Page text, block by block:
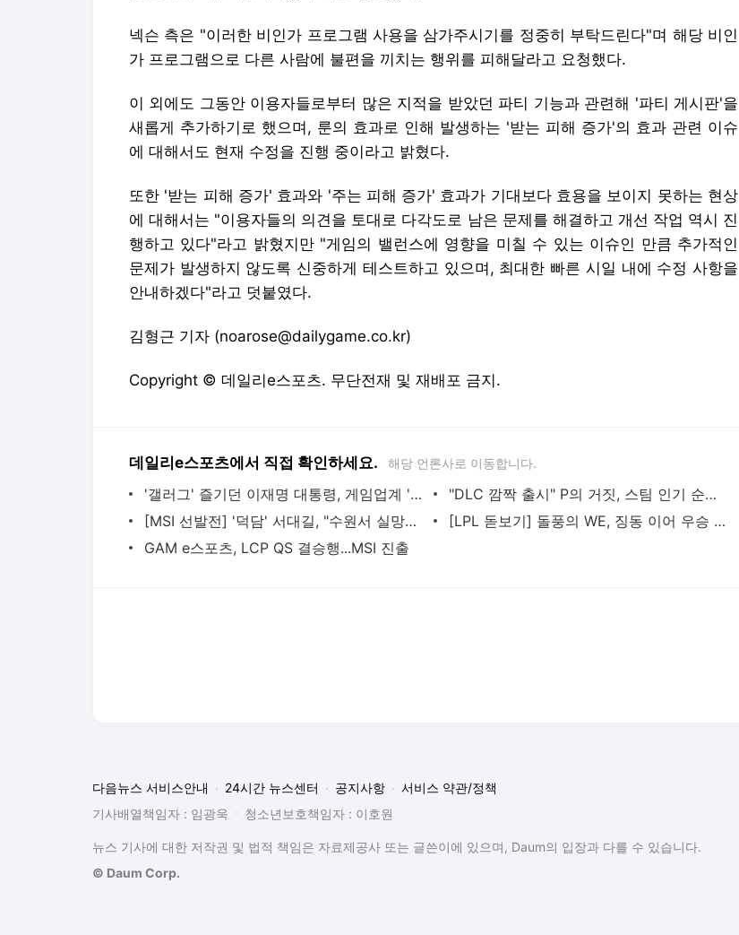
넥슨 측은 "이러한 비인가 프로그램 사용을 삼가주시기를 정중히 부탁드린다"며 해당 비인
가 프로그램으로 다른 사람에 불편을 끼치는 행위를 피해달라고 요청했다.
이 외에도 그동안 이용자들로부터 많은 지적을 받았던 파티 기능과 관련해 '파티 게시판'을
새롭게 추가하기로 했으며, 룬의 효과로 인해 발생하는 '받는 피해 증가'의 효과 관련 이슈
에 대해서도 현재 수정을 진행 중이라고 밝혔다.
또한 '받는 피해 증가' 효과와 '주는 피해 증가' 효과가 기대보다 효용을 보이지 못하는 현상
에 대해서는 "이용자들의 의견을 토대로 다각도로 남은 문제를 해결하고 개선 작업 역시 진
행하고 있다"라고 밝혔지만 "게임의 밸런스에 영향을 미칠 수 있는 이슈인 만큼 추가적인
문제가 발생하지 않도록 신중하게 테스트하고 있으며, 최대한 빠른 시일 내에 수정 사항을
안내하겠다"라고 덧붙였다.
김형근 기자 (noarose@dailygame.co.kr)
Copyright © 데일리e스포츠. 무단전재 및 재배포 금지.
데일리e스포츠에서 직접 확인하세요. 해당 언론사로 이동합니다.
'갤러그' 즐기던 이재명 대통령, 게임업계 '부당대우' 없앨까?
"DLC 깜짝 출시" P의 거짓, 스팀 인기 순위 1~3위 '폭주'
[MSI 선발전] '덕담' 서대길, "수원서 실망했을 팬들, 이제는 즐거움 안길 것"
[LPL 돋보기] 돌풍의 WE, 징동 이어 우승 후보 TES 격파
GAM e스포츠, LCP QS 결승행...MSI 진출